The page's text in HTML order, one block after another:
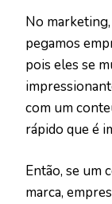
No
pegamos
pois eles se
com um
rápido que é
Então, se um
marca,